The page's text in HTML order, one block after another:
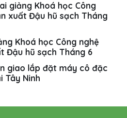
giảng Khoá học Công
xuất Đậu hũ sạch Tháng
Khoá học Công nghệ
Đậu hũ sạch Tháng 6
giao lắp đặt máy cô đặc
Tây Ninh